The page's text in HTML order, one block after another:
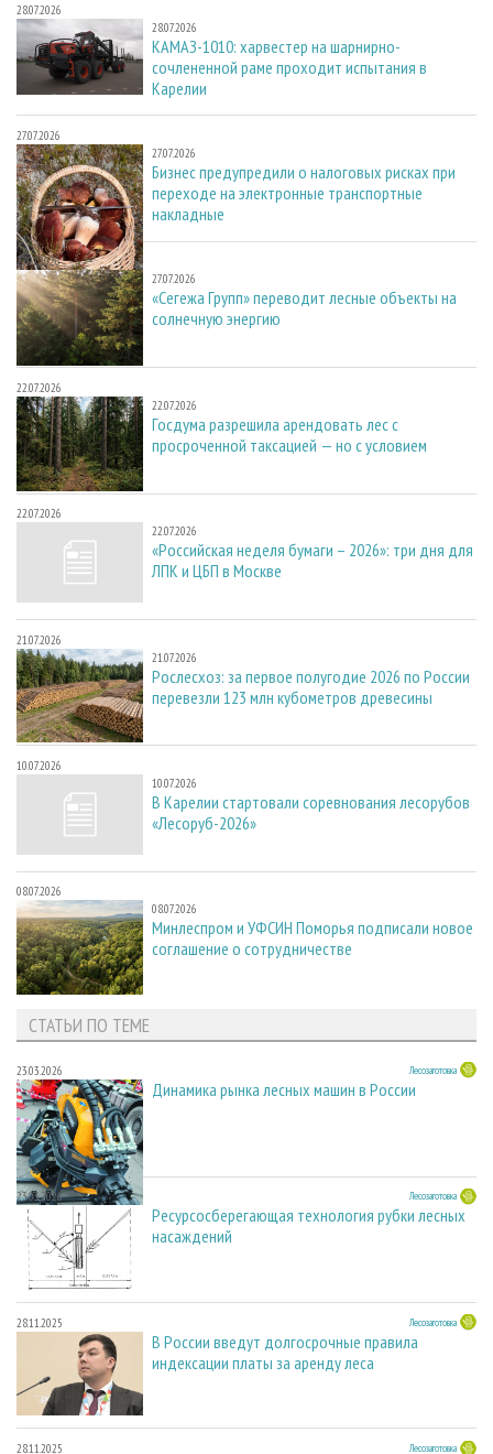
28.07.2026
28.07.2026
КАМАЗ-1010: харвестер на шарнирно-
сочлененной раме проходит испытания в
Карелии
27.07.2026
27.07.2026
Бизнес предупредили о налоговых рисках при
переходе на электронные транспортные
накладные
27.07.2026
27.07.2026
«Сегежа Групп» переводит лесные объекты на
солнечную энергию
22.07.2026
22.07.2026
Госдума разрешила арендовать лес с
просроченной таксацией — но с условием
22.07.2026
22.07.2026
«Российская неделя бумаги – 2026»: три дня для
ЛПК и ЦБП в Москве
21.07.2026
21.07.2026
Рослесхоз: за первое полугодие 2026 по России
перевезли 123 млн кубометров древесины
10.07.2026
10.07.2026
В Карелии стартовали соревнования лесорубов
«Лесоруб-2026»
08.07.2026
08.07.2026
Минлеспром и УФСИН Поморья подписали новое
соглашение о сотрудничестве
СТАТЬИ ПО ТЕМЕ
23.03.2026 Лесозаготовка
Динамика рынка лесных машин в России
23.03.2026 Лесозаготовка
Ресурсосберегающая технология рубки лесных
насаждений
28.11.2025 Лесозаготовка
В России введут долгосрочные правила
индексации платы за аренду леса
28.11.2025 Лесозаготовка